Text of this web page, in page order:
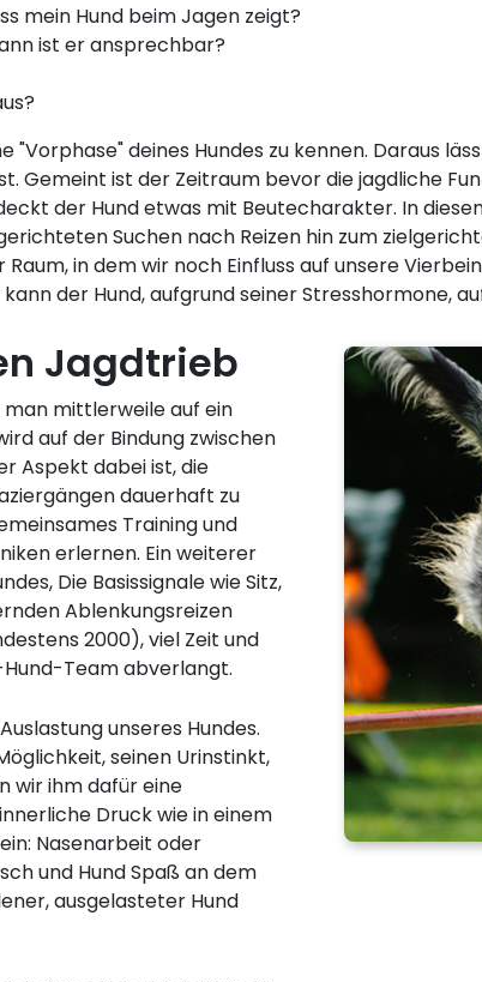
mein Hund beim Jagen zeigt?
ist er ansprechbar?
"Vorphase" deines Hundes zu kennen. Daraus
Gemeint ist der Zeitraum bevor die jagdliche
der Hund etwas mit Beutecharakter. In
Suchen nach Reizen hin zum
in dem wir noch Einfluss auf unsere
der Hund, aufgrund seiner Stresshormone,
Jagdtrieb
mittlerweile auf ein
auf der Bindung zwischen
Aspekt dabei ist, die
dauerhaft zu
Training und
erlernen. Ein weiterer
Die Basissignale wie Sitz,
Ablenkungsreizen
2000), viel Zeit und
Team abverlangt.
unseres Hundes.
seinen Urinstinkt,
wir ihm dafür eine
Druck wie in einem
Nasenarbeit oder
und Hund Spaß an dem
ausgelasteter Hund